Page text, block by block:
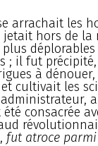
arrachait les
hors de
; il fut
à
cultivait les
administrateur,
consacrée
fut atroce